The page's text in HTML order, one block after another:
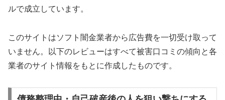
ルで成立しています。
このサイトはソフト闇金業者から広告費を一切受け取って
いません。以下のレビューはすべて被害口コミの傾向と各
業者のサイト情報をもとに作成したものです。